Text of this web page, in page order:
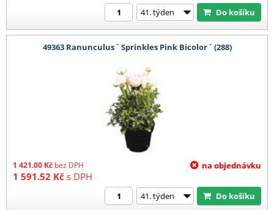
Do košíku
49363 Ranunculus ´ Sprinkles Pink Bicolor ´ (288)
1 421.00 Kč bez DPH
1 591.52 Kč s DPH
na objednávku
Do košíku